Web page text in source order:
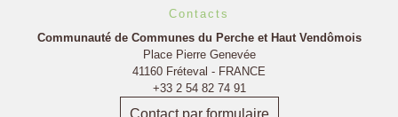
Contacts
Communauté de Communes du Perche et Haut Vendômois
Place Pierre Genevée
41160 Fréteval - FRANCE
+33 2 54 82 74 91
Contact par formulaire